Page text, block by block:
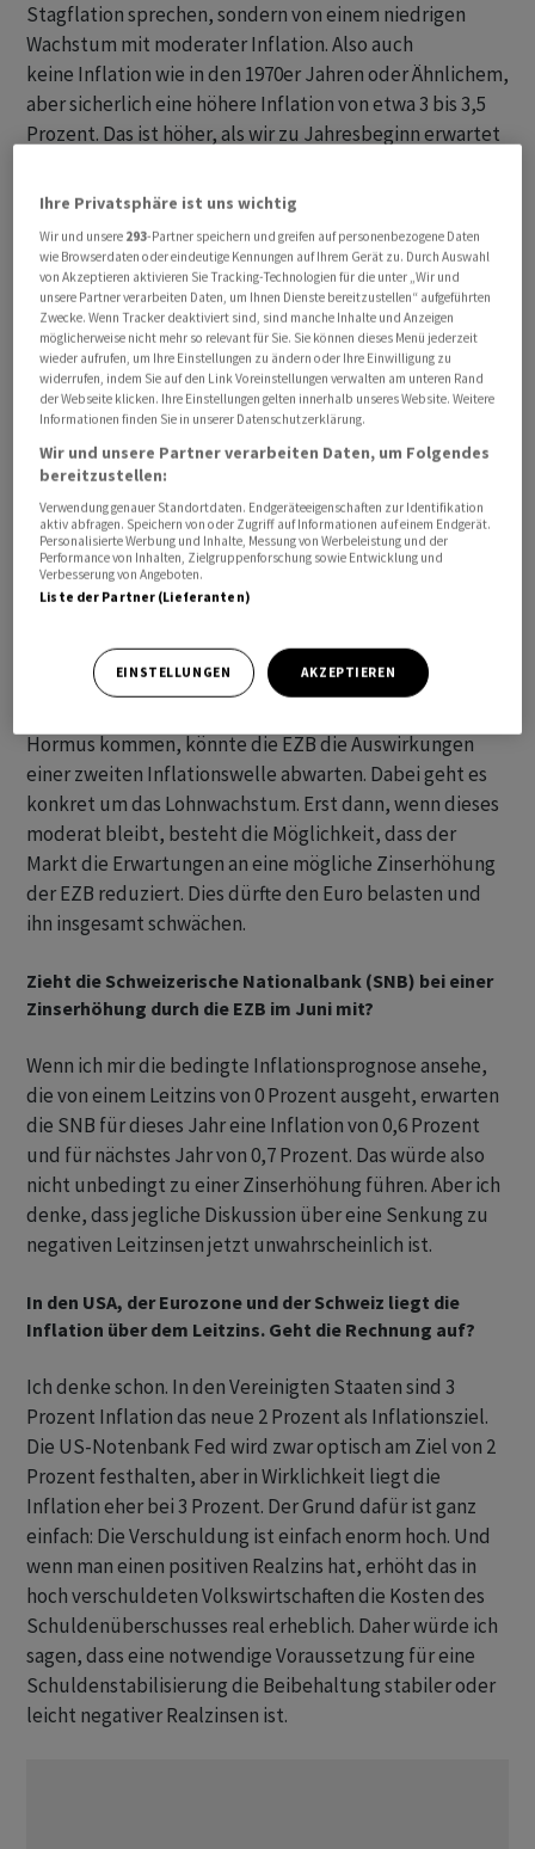
Stagflation sprechen, sondern von einem niedrigen
Wachstum mit moderater Inflation. Also auch
keine Inflation wie in den 1970er Jahren oder Ähnlichem,
aber sicherlich eine höhere Inflation von etwa 3 bis 3,5
Prozent. Das ist höher, als wir zu Jahresbeginn erwartet
Eine Zinserhöhung durch die Europäische Zentralbank
(EZB) ist für Juni eingepreist.
Betrachtet man die eingepreisten Daten, so ist der Juni
meiner Meinung nach ein optimaler Termin. Sollte es
Hormus kommen, könnte die EZB die Auswirkungen
einer zweiten Inflationswelle abwarten. Dabei geht es
konkret um das Lohnwachstum. Erst dann, wenn dieses
moderat bleibt, besteht die Möglichkeit, dass der
Markt die Erwartungen an eine mögliche Zinserhöhung
der EZB reduziert. Dies dürfte den Euro belasten und
ihn insgesamt schwächen.
Zieht die Schweizerische Nationalbank (SNB) bei einer
Zinserhöhung durch die EZB im Juni mit?
Wenn ich mir die bedingte Inflationsprognose ansehe,
die von einem Leitzins von 0 Prozent ausgeht, erwarten
die SNB für dieses Jahr eine Inflation von 0,6 Prozent
und für nächstes Jahr von 0,7 Prozent. Das würde also
nicht unbedingt zu einer Zinserhöhung führen. Aber ich
denke, dass jegliche Diskussion über eine Senkung zu
negativen Leitzinsen jetzt unwahrscheinlich ist.
In den USA, der Eurozone und der Schweiz liegt die
Inflation über dem Leitzins. Geht die Rechnung auf?
Ich denke schon. In den Vereinigten Staaten sind 3
Prozent Inflation das neue 2 Prozent als Inflationsziel.
Die US-Notenbank Fed wird zwar optisch am Ziel von 2
Prozent festhalten, aber in Wirklichkeit liegt die
Inflation eher bei 3 Prozent. Der Grund dafür ist ganz
einfach: Die Verschuldung ist einfach enorm hoch. Und
wenn man einen positiven Realzins hat, erhöht das in
hoch verschuldeten Volkswirtschaften die Kosten des
Schuldenüberschusses real erheblich. Daher würde ich
sagen, dass eine notwendige Voraussetzung für eine
Schuldenstabilisierung die Beibehaltung stabiler oder
leicht negativer Realzinsen ist.
Ihre Privatsphäre ist uns wichtig
Wir und unsere 293-Partner speichern und greifen auf personenbezogene Daten
wie Browserdaten oder eindeutige Kennungen auf Ihrem Gerät zu. Durch Auswahl
von Akzeptieren aktivieren Sie Tracking-Technologien für die unter „Wir und
unsere Partner verarbeiten Daten, um Ihnen Dienste bereitzustellen“ aufgeführten
Zwecke. Wenn Tracker deaktiviert sind, sind manche Inhalte und Anzeigen
möglicherweise nicht mehr so relevant für Sie. Sie können dieses Menü jederzeit
wieder aufrufen, um Ihre Einstellungen zu ändern oder Ihre Einwilligung zu
widerrufen, indem Sie auf den Link Voreinstellungen verwalten am unteren Rand
der Webseite klicken. Ihre Einstellungen gelten innerhalb unseres Website. Weitere
Informationen finden Sie in unserer Datenschutzerklärung.
Wir und unsere Partner verarbeiten Daten, um Folgendes
bereitzustellen:
Verwendung genauer Standortdaten. Endgeräteeigenschaften zur Identifikation
aktiv abfragen. Speichern von oder Zugriff auf Informationen auf einem Endgerät.
Personalisierte Werbung und Inhalte, Messung von Werbeleistung und der
Performance von Inhalten, Zielgruppenforschung sowie Entwicklung und
Verbesserung von Angeboten.
Liste der Partner (Lieferanten)
EINSTELLUNGEN AKZEPTIEREN